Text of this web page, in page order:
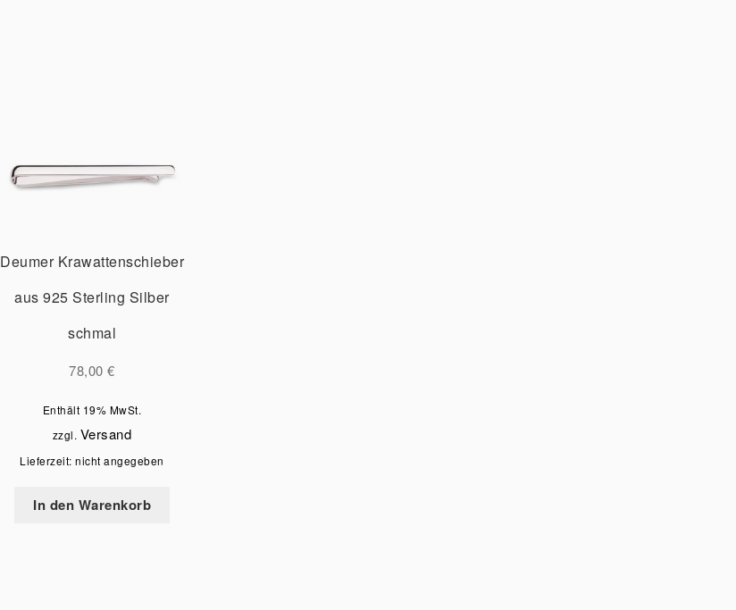
Deumer Krawattenschieber
aus 925 Sterling Silber
schmal
78,00€
Enthält 19% MwSt.
zzgl. Versand
Lieferzeit: nicht angegeben
In den Warenkorb